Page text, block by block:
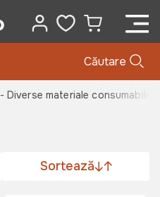
Căutare
- Diverse materiale consumabile -
Sortează